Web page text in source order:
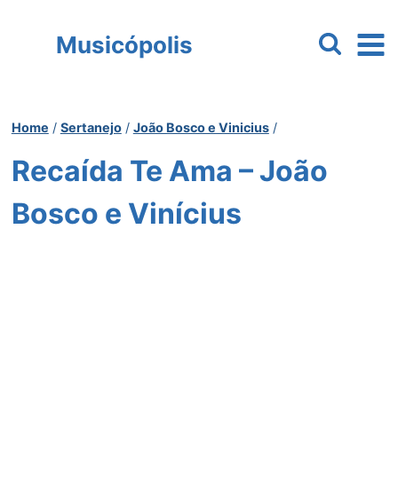
Musicópolis
Home / Sertanejo / João Bosco e Vinicius /
Recaída Te Ama – João
Bosco e Vinícius